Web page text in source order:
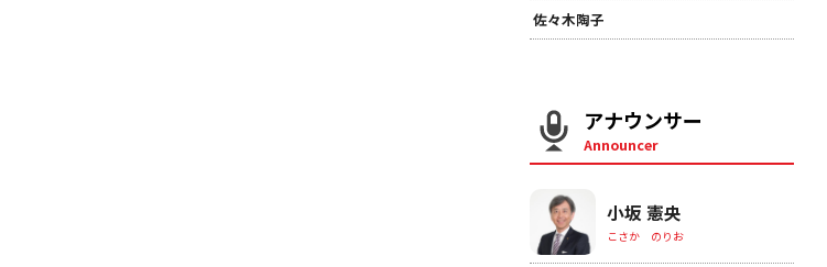
佐々木陶子
アナウンサー
Announcer
小坂 憲央
こさか のりお